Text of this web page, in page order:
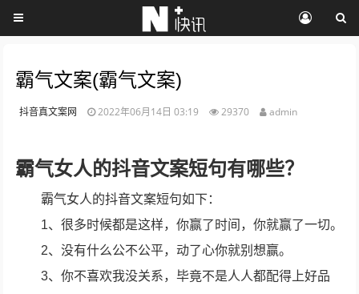
霸气文案(霸气文案)
抖音真文案网 2022年06月14日 03:19 29370 admin
霸气女人的抖音文案短句有哪些？
霸气女人的抖音文案短句如下：
1、很多时候都是这样，你赢了时间，你就赢了一切。
2、没有什么公不公平，动了心你就别想赢。
3、你不喜欢我没关系，毕竟不是人人都配得上好品